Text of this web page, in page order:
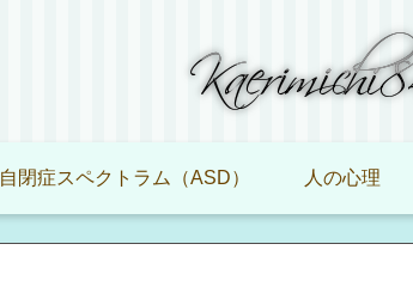
自閉症スペクトラム（ASD） 人の心理